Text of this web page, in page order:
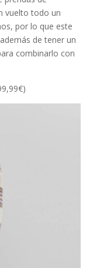
vuelto todo un
por lo que este
de tener un
combinarlo con